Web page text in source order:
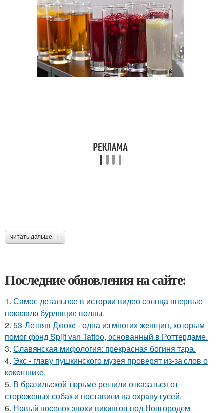
читать дальше →
Последние обновления на сайте:
1. Самое детальное в истории видео солнца впервые
показало бурлящие волны.
2. 53-Летняя Джоке - одна из многих женщин, которым
помог фонд Spijt van Tattoo, основанный в Роттердаме.
3. Славянская мифология: прекрасная богиня тара.
4. Экс - главу пушкинского музея проверят из-за слов о
кокошнике.
5. В бразильской тюрьме решили отказаться от
сторожевых собак и поставили на охрану гусей.
6. Новый поселок эпохи викингов под Новгородом